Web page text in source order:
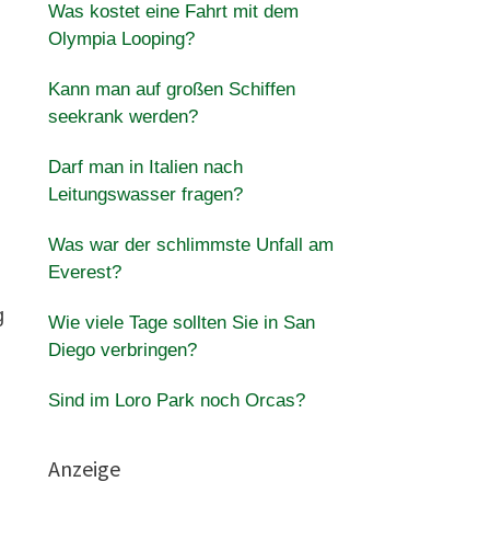
Was kostet eine Fahrt mit dem
Olympia Looping?
Kann man auf großen Schiffen
seekrank werden?
Darf man in Italien nach
Leitungswasser fragen?
Was war der schlimmste Unfall am
Everest?
Wie viele Tage sollten Sie in San
Diego verbringen?
Sind im Loro Park noch Orcas?
Anzeige